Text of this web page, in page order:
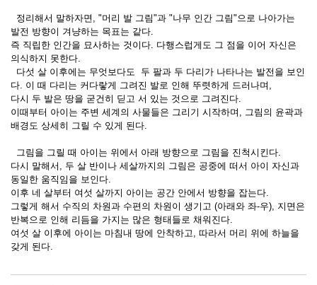
정리해서 말하자면, "머리 발 그림"과 "나무 인간 그림"으로 나아가는
발전 방향이 겨냥하는 목표는 같다.
즉 직립한 인간을 묘사하는 것이다. 다행스럽게도 그 점을 이어 자신은
의식하지 못한다.
다섯 살 이후에는 무엇보다도 두 팔과 두 다리가 나타나는 발전을 보인
다. 이 때 다리는 커다랗게 그려진 발로 인해 뚜렷하게 드러나며,
다시 두 발은 땅을 굳건히 딛고 서 있는 것으로 그려진다.
이때부터 아이는 주변 세계의 사물들은 그리기 시작하며, 그림의 윤곽과
배경도 상세히 그릴 수 있게 된다.
그림을 그릴 때 아이는 위에서 아래 방향으로 그림을 진척시킨다.
다시 말해서, 두 살 반이나 세살까지의 그림은 공중에 떠서 아이 자신과
동일한 움직임을 보인다.
이후 네 살부터 여섯 살까지 아이는 공간 안에서 방향을 잡는다.
그렇게 해서 수직의 차원과 수편의 차원이 생기고 (아래와 좌-우), 지면은
반복으로 인해 리듬을 가지는 많은 형태들로 채워진다.
여섯 살 이후에 아이는 마침내 땅에 안착하고, 따라서 머리 위에 하늘을
갖게 된다.